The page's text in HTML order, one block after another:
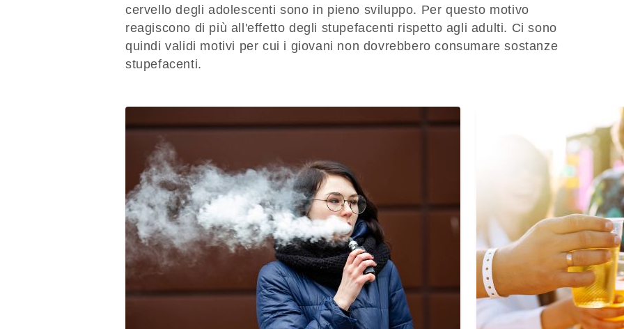
cervello degli adolescenti sono in pieno sviluppo. Per questo motivo
reagiscono di più all'effetto degli stupefacenti rispetto agli adulti. Ci sono
quindi validi motivi per cui i giovani non dovrebbero consumare sostanze
stupefacenti.